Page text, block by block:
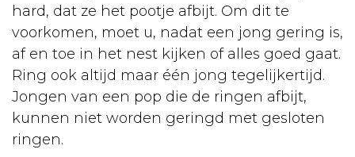
hard, dat ze het pootje afbijt. Om dit te
voorkomen, moet u, nadat een jong gering is,
af en toe in het nest kijken of alles goed gaat.
Ring ook altijd maar één jong tegelijkertijd.
Jongen van een pop die de ringen afbijt,
kunnen niet worden geringd met gesloten
ringen.